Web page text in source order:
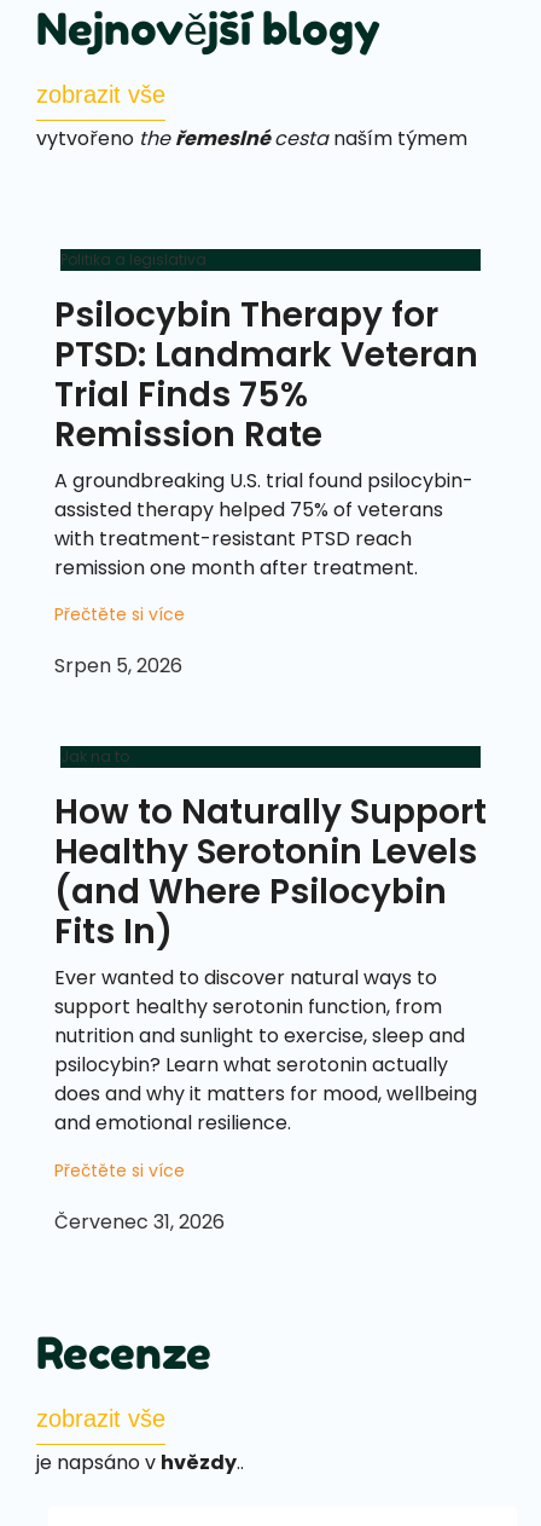
Nejnovější blogy
zobrazit vše
vytvořeno theřemeslnécestanaším týmem
Politika a legislativa
Psilocybin Therapy for
PTSD: Landmark Veteran
Trial Finds 75%
Remission Rate
A groundbreaking U.S. trial found psilocybin-
assisted therapy helped 75% of veterans
with treatment-resistant PTSD reach
remission one month after treatment.
Přečtěte si více
Srpen 5, 2026
Jak na to
How to Naturally Support
Healthy Serotonin Levels
(and Where Psilocybin
Fits In)
Ever wanted to discover natural ways to
support healthy serotonin function, from
nutrition and sunlight to exercise, sleep and
psilocybin? Learn what serotonin actually
does and why it matters for mood, wellbeing
and emotional resilience.
Přečtěte si více
Červenec 31, 2026
Recenze
zobrazit vše
je napsáno v hvězdy..